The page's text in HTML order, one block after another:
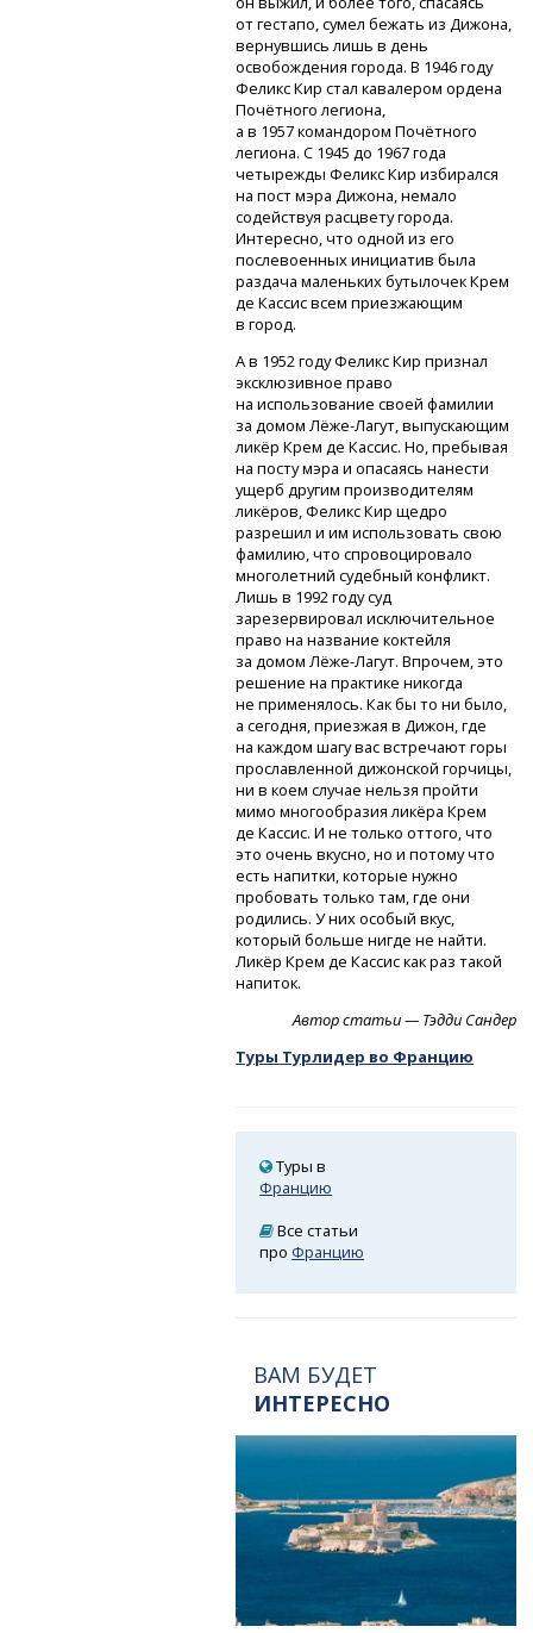
от гестапо, сумел бежать из Дижона,
вернувшись лишь в день
освобождения города. В 1946 году
Феликс Кир стал кавалером ордена
Почётного легиона,
а в 1957 командором Почётного
легиона. С 1945 до 1967 года
четырежды Феликс Кир избирался
на пост мэра Дижона, немало
содействуя расцвету города.
Интересно, что одной из его
послевоенных инициатив была
раздача маленьких бутылочек Крем
де Кассис всем приезжающим
в город.
А в 1952 году Феликс Кир признал
эксклюзивное право
на использование своей фамилии
за домомЛёже-Лагут,выпускающим
ликёр Крем де Кассис. Но, пребывая
на посту мэра и опасаясь нанести
ущерб другим производителям
ликёров, Феликс Кир щедро
разрешил и им использовать свою
фамилию, что спровоцировало
многолетний судебный конфликт.
Лишь в 1992 году суд
зарезервировал исключительное
право на название коктейля
за домомЛёже-Лагут. Впрочем, это
решение на практике никогда
не применялось. Как бы то ни было,
а сегодня, приезжая в Дижон, где
на каждом шагу вас встречают горы
прославленной дижонской горчицы,
ни в коем случае нельзя пройти
мимо многообразия ликёра Крем
де Кассис. И не только оттого, что
это очень вкусно, но и потому что
есть напитки, которые нужно
пробовать только там, где они
родились. У них особый вкус,
который больше нигде не найти.
Ликёр Крем де Кассис как раз такой
напиток.
Автор статьи — Тэдди Сандер
Туры Турлидер во Францию
Туры в
Францию
Все статьи
про Францию
ВАМ БУДЕТ
ИНТЕРЕСНО